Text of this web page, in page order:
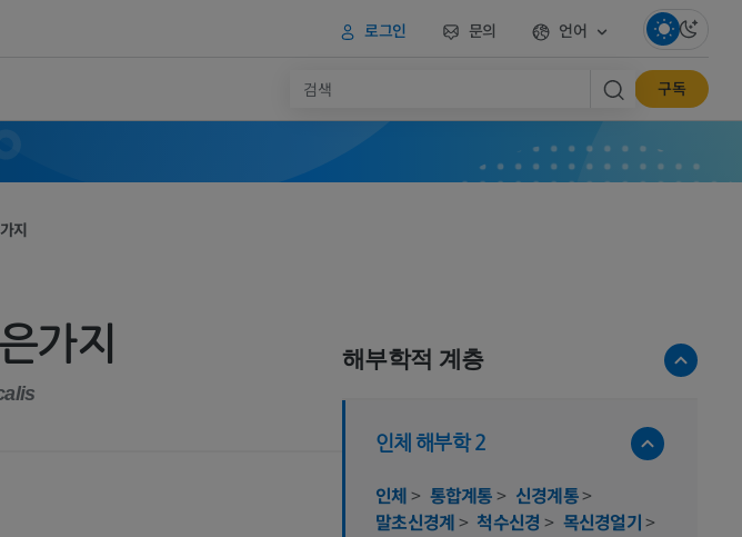
로그인 문의 언어
구독
지
가지 해부학적 계층
인체 해부학 2
인체> 통합계통> 신경계통>
말초신경계> 척수신경 > 목신경얼기>